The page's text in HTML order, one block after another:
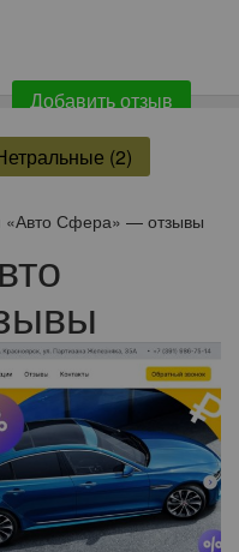
Добавить отзыв
(2)
«Авто Сфера» — отзывы